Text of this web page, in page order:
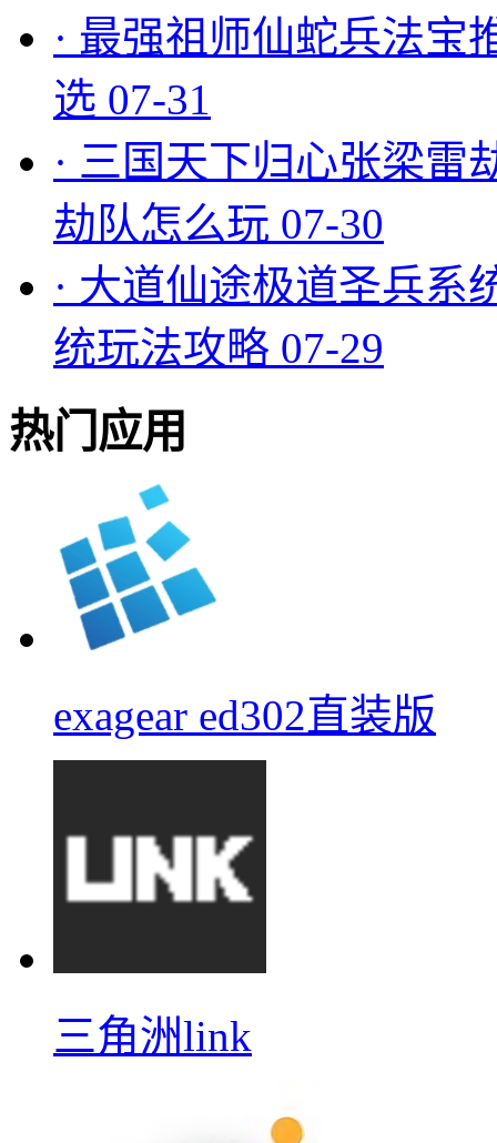
· 最强祖师仙蛇兵法宝
选 07-31
· 三国天下归心张梁雷
劫队怎么玩 07-30
· 大道仙途极道圣兵系
统玩法攻略 07-29
热门应用
exagear ed302直装版
三角洲link